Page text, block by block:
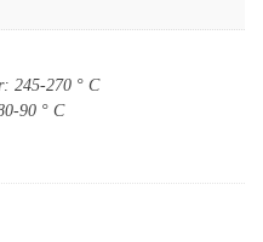
245-270 ° C
90 ° C